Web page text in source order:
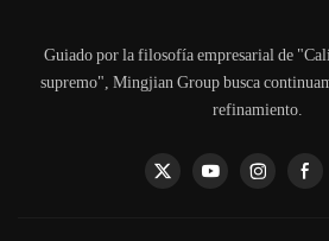
Guiado por la filosofía empresarial de
supremo", Mingjian Group busca
refinamiento.